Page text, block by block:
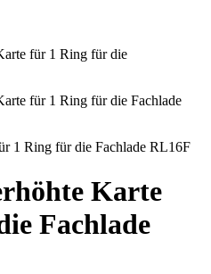
Karte
Fachlade